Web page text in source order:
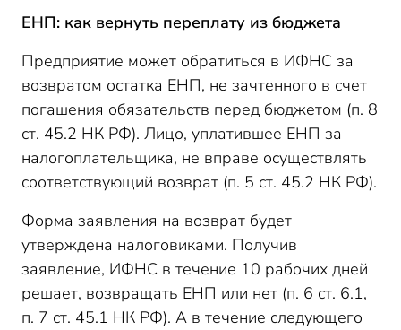
ЕНП: как вернуть переплату из бюджета
Предприятие может обратиться в ИФНС за
возвратом остатка ЕНП, не зачтенного в счет
погашения обязательств перед бюджетом (п. 8
ст. 45.2 НК РФ). Лицо, уплатившее ЕНП за
налогоплательщика, не вправе осуществлять
соответствующий возврат (п. 5 ст. 45.2 НК РФ).
Форма заявления на возврат будет
утверждена налоговиками. Получив
заявление, ИФНС в течение 10 рабочих дней
решает, возвращать ЕНП или нет (п. 6 ст. 6.1,
п. 7 ст. 45.1 НК РФ). А в течение следующего